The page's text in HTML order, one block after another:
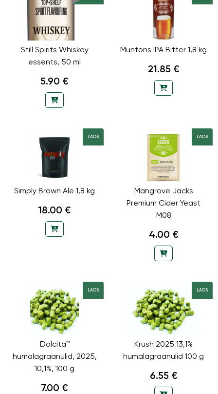
Still Spirits Whiskey
essents, 50 ml
5.90 €
Muntons IPA Bitter 1,8 kg
21.85 €
LAOS
Simply Brown Ale 1,8 kg
18.00 €
LAOS
Mangrove Jacks
Premium Cider Yeast
M08
4.00 €
LAOS
Dolcita™
humalagraanulid, 2025,
10,1%, 100 g
7.00 €
LAOS
Krush 2025 13,1%
humalagraanulid 100 g
6.55 €